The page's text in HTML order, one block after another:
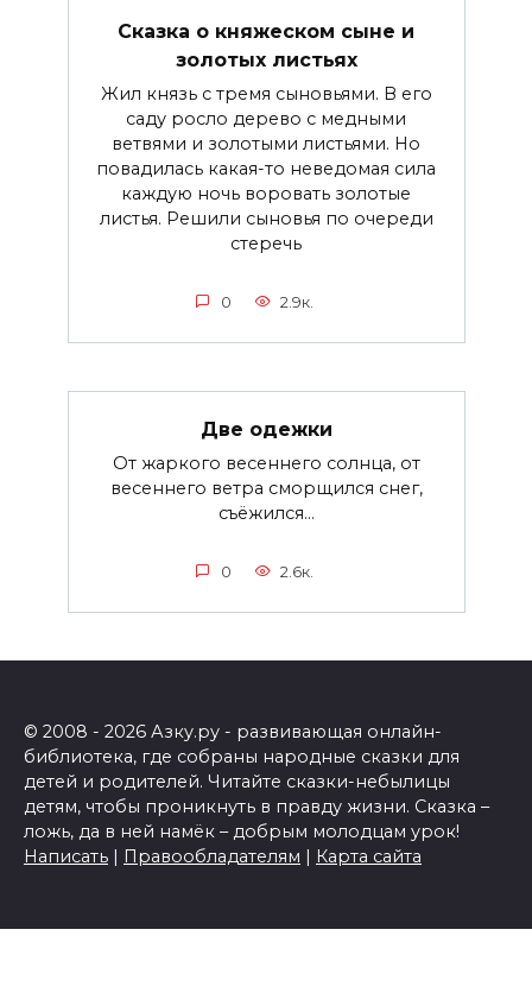
Сказка о княжеском сыне и
золотых листьях
Жил князь с тремя сыновьями. В его
саду росло дерево с медными
ветвями и золотыми листьями. Но
повадилась какая-то неведомая сила
каждую ночь воровать золотые
листья. Решили сыновья по очереди
стеречь
0 2.9к.
Две одежки
От жаркого весеннего солнца, от
весеннего ветра сморщился снег,
съёжился...
0 2.6к.
© 2008 - 2026 Азку.ру - развивающая онлайн-
библиотека, где собраны народные сказки для
детей и родителей. Читайте сказки-небылицы
детям, чтобы проникнуть в правду жизни. Сказка –
ложь, да в ней намёк – добрым молодцам урок!
Написать | Правообладателям | Карта сайта